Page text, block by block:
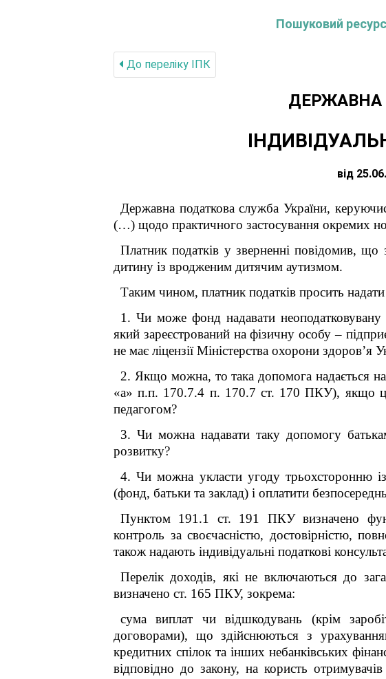
Пошуковий
До переліку IПК
ДЕРЖАВНА
від
Державна податкова служба України,
(…) щодо практичного застосування окремих
Платник податків у зверненні повідомив, що
дитину із вродженим дитячим аутизмом.
Таким чином, платник податків просить
1. Чи може фонд надавати неоподатковувану
який зареєстрований на фізичну особу –
не має ліцензії Міністерства охорони здоров’я
2. Якщо можна, то така допомога надається
«а» п.п. 170.7.4 п. 170.7 ст. 170 ПКУ), якщо це
педагогом?
3. Чи можна надавати таку допомогу
розвитку?
4. Чи можна укласти угоду трьохсторонню
(фонд, батьки та заклад) і оплатити
Пунктом 191 .1 ст. 191 ПКУ визначено
контроль за своєчасністю, достовірністю,
також надають індивідуальні податкові
Перелік доходів, які не включаються до
визначено ст. 165 ПКУ, зокрема:
сума виплат чи відшкодувань (крім
договорами), що здійснюються з
кредитних спілок та інших небанківських
відповідно до закону, на користь